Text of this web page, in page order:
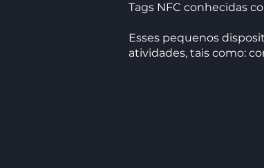
Tags NFC conhecidas
Esses pequenos
atividades, tais como: